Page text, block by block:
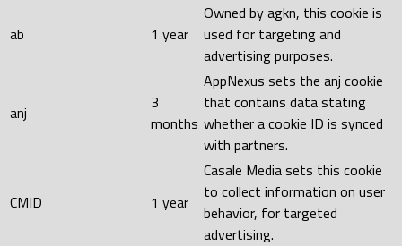
ab 1 year
Owned by agkn, this cookie is
used for targeting and
advertising purposes.
anj
3
months
AppNexus sets the anj cookie
that contains data stating
whether a cookie ID is synced
with partners.
CMID 1 year
Casale Media sets this cookie
to collect information on user
behavior, for targeted
advertising.